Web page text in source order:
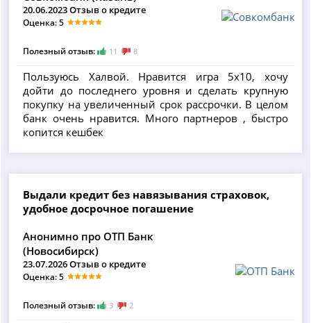
20.06.2023 Отзыв о кредите
Оценка: 5
Полезный отзыв: 11 8
Пользуюсь Халвой. Нравится игра 5х10, хочу
дойти до последнего уровня и сделать крупную
покупку на увеличенный срок рассрочки. В целом
банк очень нравится. Много партнеров , быстро
копится кешбек
Выдали кредит без навязывания страховок,
удобное досрочное погашение
Анонимно про ОТП Банк
(Новосибирск)
23.07.2026 Отзыв о кредите
Оценка: 5
Полезный отзыв: 3 2